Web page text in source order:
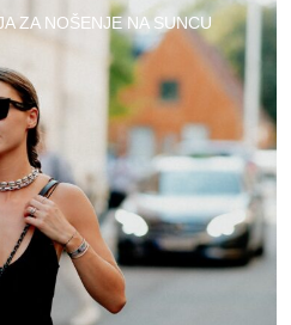
ZA NOŠENJE NA SUNCU